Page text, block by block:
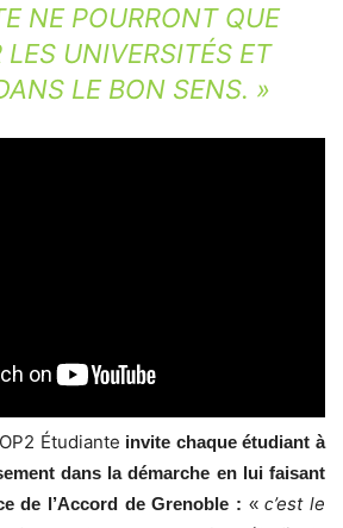
NE POURRONT QUE
LES UNIVERSITÉS ET
LE BON SENS. »
Étudiante invite chaque étudiant à
dans la démarche en lui faisant
de l’Accord de Grenoble : «c’est le